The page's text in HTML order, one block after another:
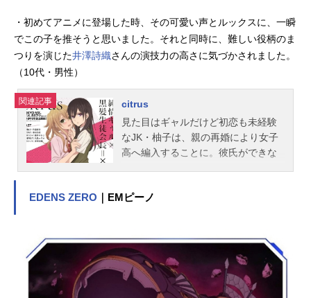
・初めてアニメに登場した時、その可愛い声とルックスに、一瞬
でこの子を推そうと思いました。それと同時に、難しい役柄のま
つりを演じた井澤詩織さんの演技力の高さに気づかされました。
（10代・男性）
関連記事
citrus
見た目はギャルだけど初恋も未経験
なJK・柚子は、親の再婚により女子
高へ編入することに。彼氏ができな
をする。義理の姉妹となった二人は
アニメスケジュール2018年1月6日
（土）～2018年3月24日（土）AT-
X・TOKYOMXほか話数全12話キャス
ト藍原柚子：竹達彩奈藍原芽衣：津
EDENS ZERO ｜EMピーノ